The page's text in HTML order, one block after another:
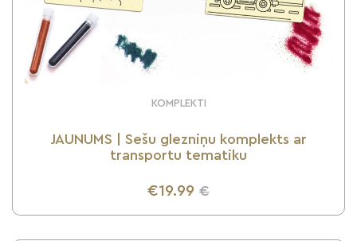
KOMPLEKTI
JAUNUMS | Sešu glezniņu komplekts ar
transportu tematiku
€19.99 €
UZZINI VAIRĀK